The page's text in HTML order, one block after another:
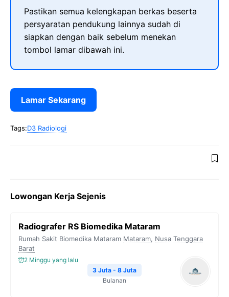
Pastikan semua kelengkapan berkas beserta
persyaratan pendukung lainnya sudah di
siapkan dengan baik sebelum menekan
tombol lamar dibawah ini.
Lamar Sekarang
Tags:D3 Radiologi
Lowongan Kerja Sejenis
Radiografer RS Biomedika Mataram
Rumah Sakit Biomedika Mataram Mataram, Nusa Tenggara
Barat
2 Minggu yang lalu
3 Juta - 8 Juta
Bulanan